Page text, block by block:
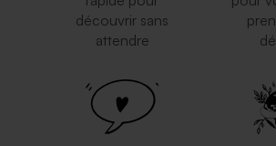
découvrir sans
attendre